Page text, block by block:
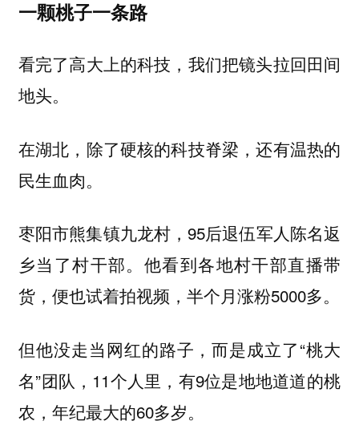
一颗桃子一条路
看完了高大上的科技，我们把镜头拉回田间
地头。
在湖北，除了硬核的科技脊梁，还有温热的
民生血肉。
枣阳市熊集镇九龙村，95后退伍军人陈名返
乡当了村干部。他看到各地村干部直播带
货，便也试着拍视频，半个月涨粉5000多。
但他没走当网红的路子，而是成立了“桃大
名”团队，11个人里，有9位是地地道道的桃
农，年纪最大的60多岁。